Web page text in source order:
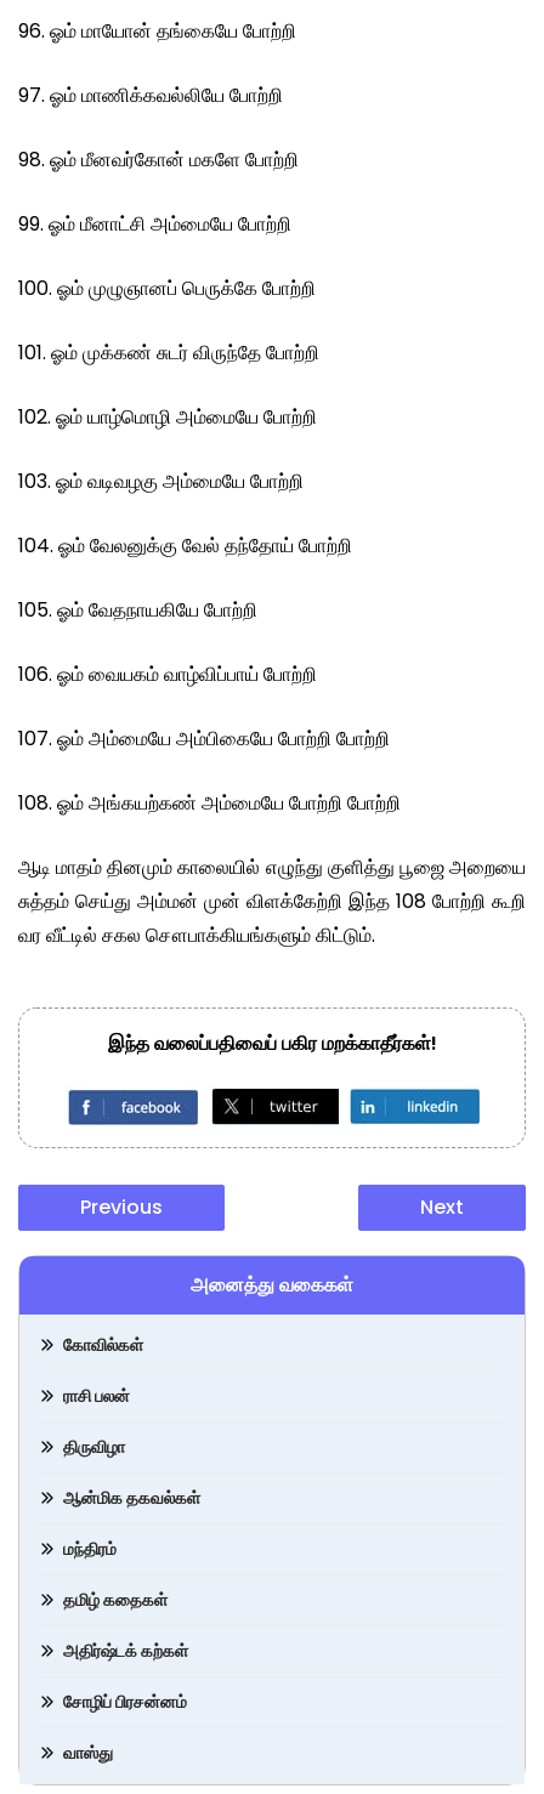
96. ஓம் மாயோன் தங்கையே போற்றி
97. ஓம் மாணிக்கவல்லியே போற்றி
98. ஓம் மீனவர்கோன் மகளே போற்றி
99. ஓம் மீனாட்சி அம்மையே போற்றி
100. ஓம் முழுஞானப் பெருக்கே போற்றி
101. ஓம் முக்கண் சுடர் விருந்தே போற்றி
102. ஓம் யாழ்மொழி அம்மையே போற்றி
103. ஓம் வடிவழகு அம்மையே போற்றி
104. ஓம் வேலனுக்கு வேல் தந்தோய் போற்றி
105. ஓம் வேதநாயகியே போற்றி
106. ஓம் வையகம் வாழ்விப்பாய் போற்றி
107. ஓம் அம்மையே அம்பிகையே போற்றி போற்றி
108. ஓம் அங்கயற்கண் அம்மையே போற்றி போற்றி
ஆடி மாதம் தினமும் காலையில் எழுந்து குளித்து பூஜை அறையை
சுத்தம் செய்து அம்மன் முன் விளக்கேற்றி இந்த 108 போற்றி கூறி
வர வீட்டில் சகல சௌபாக்கியங்களும் கிட்டும்.
இந்த வலைப்பதிவைப் பகிர மறக்காதீர்கள்!
Previous Next
அனைத்து வகைகள்
கோவில்கள்
ராசி பலன்
திருவிழா
ஆன்மிக தகவல்கள்
மந்திரம்
தமிழ் கதைகள்
அதிர்ஷ்டக் கற்கள்
சோழிப் பிரசன்னம்
வாஸ்து